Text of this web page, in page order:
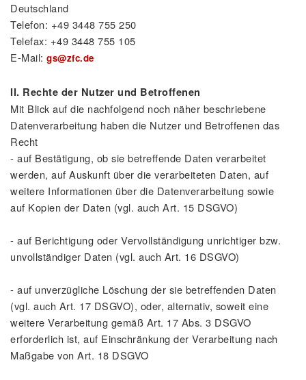
Deutschland
Telefon: +49 3448 755 250
Telefax: +49 3448 755 105
E-Mail: gs@zfc.de
II. Rechte der Nutzer und Betroffenen
Mit Blick auf die nachfolgend noch näher beschriebene
Datenverarbeitung haben die Nutzer und Betroffenen das
Recht
- auf Bestätigung, ob sie betreffende Daten verarbeitet
werden, auf Auskunft über die verarbeiteten Daten, auf
weitere Informationen über die Datenverarbeitung sowie
auf Kopien der Daten (vgl. auch Art. 15 DSGVO)
- auf Berichtigung oder Vervollständigung unrichtiger bzw.
unvollständiger Daten (vgl. auch Art. 16 DSGVO)
- auf unverzügliche Löschung der sie betreffenden Daten
(vgl. auch Art. 17 DSGVO), oder, alternativ, soweit eine
weitere Verarbeitung gemäß Art. 17 Abs. 3 DSGVO
erforderlich ist, auf Einschränkung der Verarbeitung nach
Maßgabe von Art. 18 DSGVO